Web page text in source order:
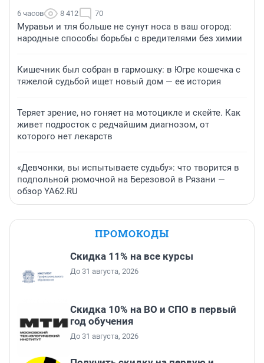
6 часов 8 412 70
Муравьи и тля больше не сунут носа в ваш огород:
народные способы борьбы с вредителями без химии
Кишечник был собран в гармошку: в Югре кошечка с
тяжелой судьбой ищет новый дом — ее история
Теряет зрение, но гоняет на мотоцикле и скейте. Как
живет подросток с редчайшим диагнозом, от
которого нет лекарств
«Девчонки, вы испытываете судьбу»: что творится в
подпольной рюмочной на Березовой в Рязани —
обзор YA62.RU
ПРОМОКОДЫ
Скидка 11% на все курсы
До 31 августа, 2026
Скидка 10% на ВО и СПО в первый
год обучения
До 31 августа, 2026